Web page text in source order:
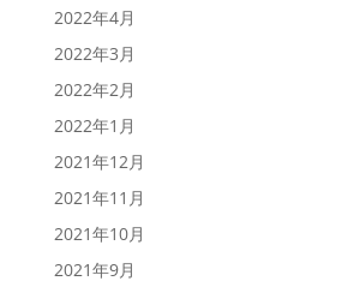
2022年4月
2022年3月
2022年2月
2022年1月
2021年12月
2021年11月
2021年10月
2021年9月